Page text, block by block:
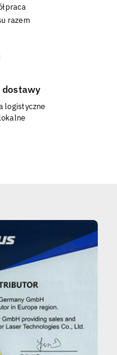
razem
dostawy
logistyczne